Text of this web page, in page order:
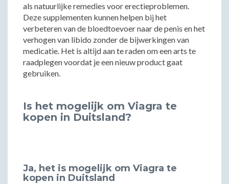
als natuurlijke remedies voor erectieproblemen.
Deze supplementen kunnen helpen bij het
verbeteren van de bloedtoevoer naar de penis en het
verhogen van libido zonder de bijwerkingen van
medicatie. Het is altijd aan te raden om een arts te
raadplegen voordat je een nieuw product gaat
gebruiken.
Is het mogelijk om Viagra te
kopen in Duitsland?
Ja, het is mogelijk om Viagra te
kopen in Duitsland